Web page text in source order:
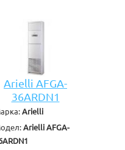
Arielli AFGA-
36ARDN1
Arielli
Arielli AFGA-